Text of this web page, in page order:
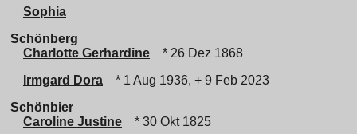
Sophia
Schönberg
Charlotte Gerhardine
* 26 Dez 1868
Irmgard Dora
* 1 Aug 1936, + 9 Feb 2023
Schönbier
Caroline Justine
* 30 Okt 1825